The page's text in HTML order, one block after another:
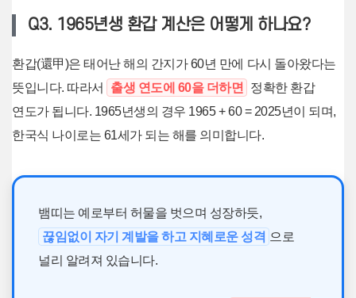
Q3. 1965년생 환갑 계산은 어떻게 하나요?
환갑(還甲)은 태어난 해의 간지가 60년 만에 다시 돌아왔다는
뜻입니다. 따라서
출생 연도에 60을 더하면
정확한 환갑
연도가 됩니다. 1965년생의 경우 1965 + 60 = 2025년이 되며,
한국식 나이로는 61세가 되는 해를 의미합니다.
뱀띠는 예로부터 허물을 벗으며 성장하듯,
끊임없이 자기 계발을 하고 지혜로운 성격 으로
널리 알려져 있습니다.